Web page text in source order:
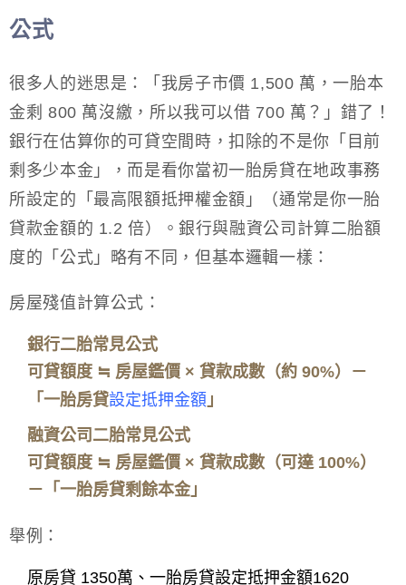
公式
很多人的迷思是：「我房子市價 1,500 萬，一胎本
金剩 800 萬沒繳，所以我可以借 700 萬？」錯了！
銀行在估算你的可貸空間時，扣除的不是你「目前
剩多少本金」，而是看你當初一胎房貸在地政事務
所設定的「最高限額抵押權金額」（通常是你一胎
貸款金額的 1.2 倍）。銀行與融資公司計算二胎額
度的「公式」略有不同，但基本邏輯一樣：
房屋殘值計算公式：
銀行二胎常見公式
可貸額度 ≒ 房屋鑑價 × 貸款成數（約 90%）－
「一胎房貸設定抵押金額 」
融資公司二胎常見公式
可貸額度 ≒ 房屋鑑價 × 貸款成數（可達 100%）
－「一胎房貸剩餘本金」
舉例：
原房貸 1350萬、一胎房貸設定抵押金額1620